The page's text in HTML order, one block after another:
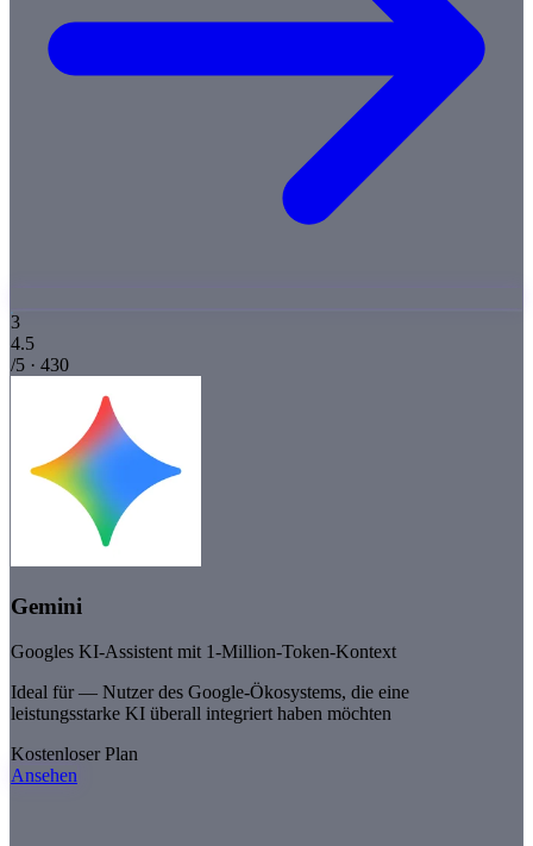
3
4.5
/5 · 430
Gemini
Googles KI-Assistent mit 1-Million-Token-Kontext
Ideal für — Nutzer des Google-Ökosystems, die eine
leistungsstarke KI überall integriert haben möchten
Kostenloser Plan
Ansehen